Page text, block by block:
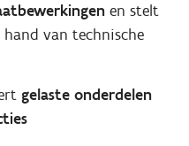
en stelt
van technische
gelaste onderdelen